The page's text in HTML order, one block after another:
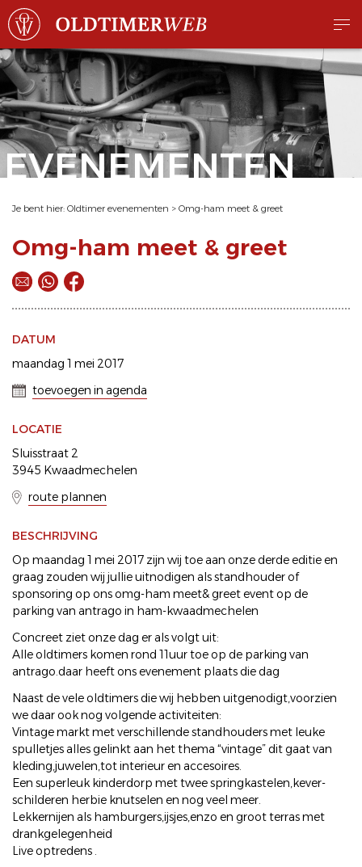
EVENEMENTEN
Je bent hier: Oldtimer evenementen > Omg-ham meet & greet
Omg-ham meet & greet
DATUM
maandag 1 mei 2017
toevoegen in agenda
LOCATIE
Sluisstraat 2
3945 Kwaadmechelen
route plannen
BESCHRIJVING
Op maandag 1 mei 2017 zijn wij toe aan onze derde editie en
graag zouden wij jullie uitnodigen als standhouder of
sponsoring op ons omg-ham meet& greet event op de
parking van antrago in ham-kwaadmechelen
Concreet ziet onze dag er als volgt uit:
Alle oldtimers komen rond 11uur toe op de parking van
antrago.daar heeft ons evenement plaats die dag
Naast de vele oldtimers die wij hebben uitgenodigt,voorzien
we daar ook nog volgende activiteiten:
Vintage markt met verschillende standhouders met leuke
spulletjes alles gelinkt aan het thema “vintage” dit gaat van
kleding,juwelen,tot interieur en accesoires.
Een superleuk kinderdorp met twee springkastelen,kever-
schilderen herbie knutselen en nog veel meer.
Lekkernijen als hamburgers,ijsjes,enzo en groot terras met
drankgelegenheid
Live optredens .